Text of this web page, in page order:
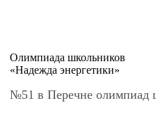
Олимпиада школьников
«Надежда энергетики»
№51 в Перечне олимпиад